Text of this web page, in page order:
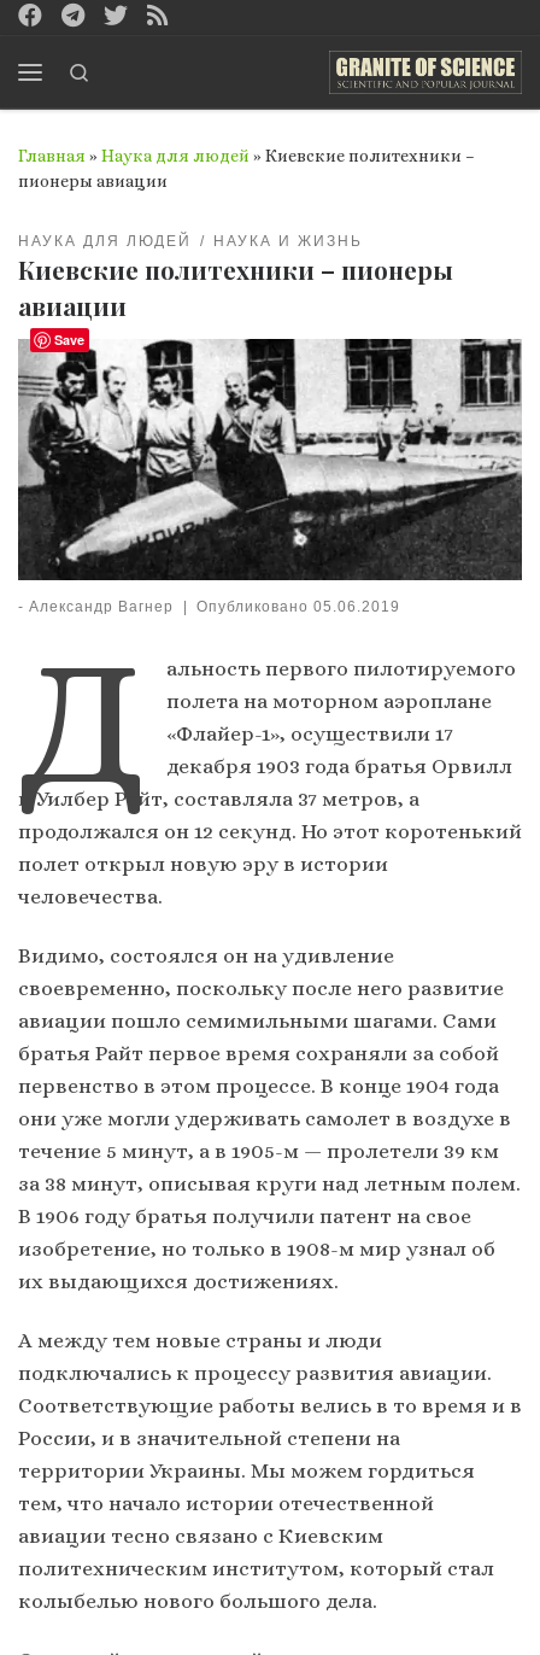
Перейти к содержимому
Главная » Наука для людей » Киевские политехники –
пионеры авиации
НАУКА ДЛЯ ЛЮДЕЙ НАУКА И ЖИЗНЬ
Киевские политехники – пионеры
авиации
- Александр Вагнер | Опубликовано05.06.2019
Д
альность первого пилотируемого
полета на моторном аэроплане
«Флайер-1», осуществили 17
декабря 1903 года братья Орвилл
и Уилбер Райт, составляла 37 метров, а
продолжался он 12 секунд. Но этот коротенький
полет открыл новую эру в истории
человечества.
Видимо, состоялся он на удивление
своевременно, поскольку после него развитие
авиации пошло семимильными шагами. Сами
братья Райт первое время сохраняли за собой
первенство в этом процессе. В конце 1904 года
они уже могли удерживать самолет в воздухе в
течение 5 минут, а в 1905-м — пролетели 39 км
за 38 минут, описывая круги над летным полем.
В 1906 году братья получили патент на свое
изобретение, но только в 1908-м мир узнал об
их выдающихся достижениях.
А между тем новые страны и люди
подключались к процессу развития авиации.
Соответствующие работы велись в то время и в
России, и в значительной степени на
территории Украины. Мы можем гордиться
тем, что начало истории отечественной
авиации тесно связано с Киевским
политехническим институтом, который стал
колыбелью нового большого дела.
Save